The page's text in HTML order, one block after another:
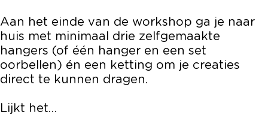
e
t
U
V
-
n
m
e
t
U
e
n
m
e
t
e
t
U
V
-
e
d
e
n
m
e
Aan het einde van de workshop ga je naar
huis met minimaal drie zelfgemaakte
hangers (of één hanger en een set
oorbellen) én een ketting om je creaties
direct te kunnen dragen.
Lijkt het…